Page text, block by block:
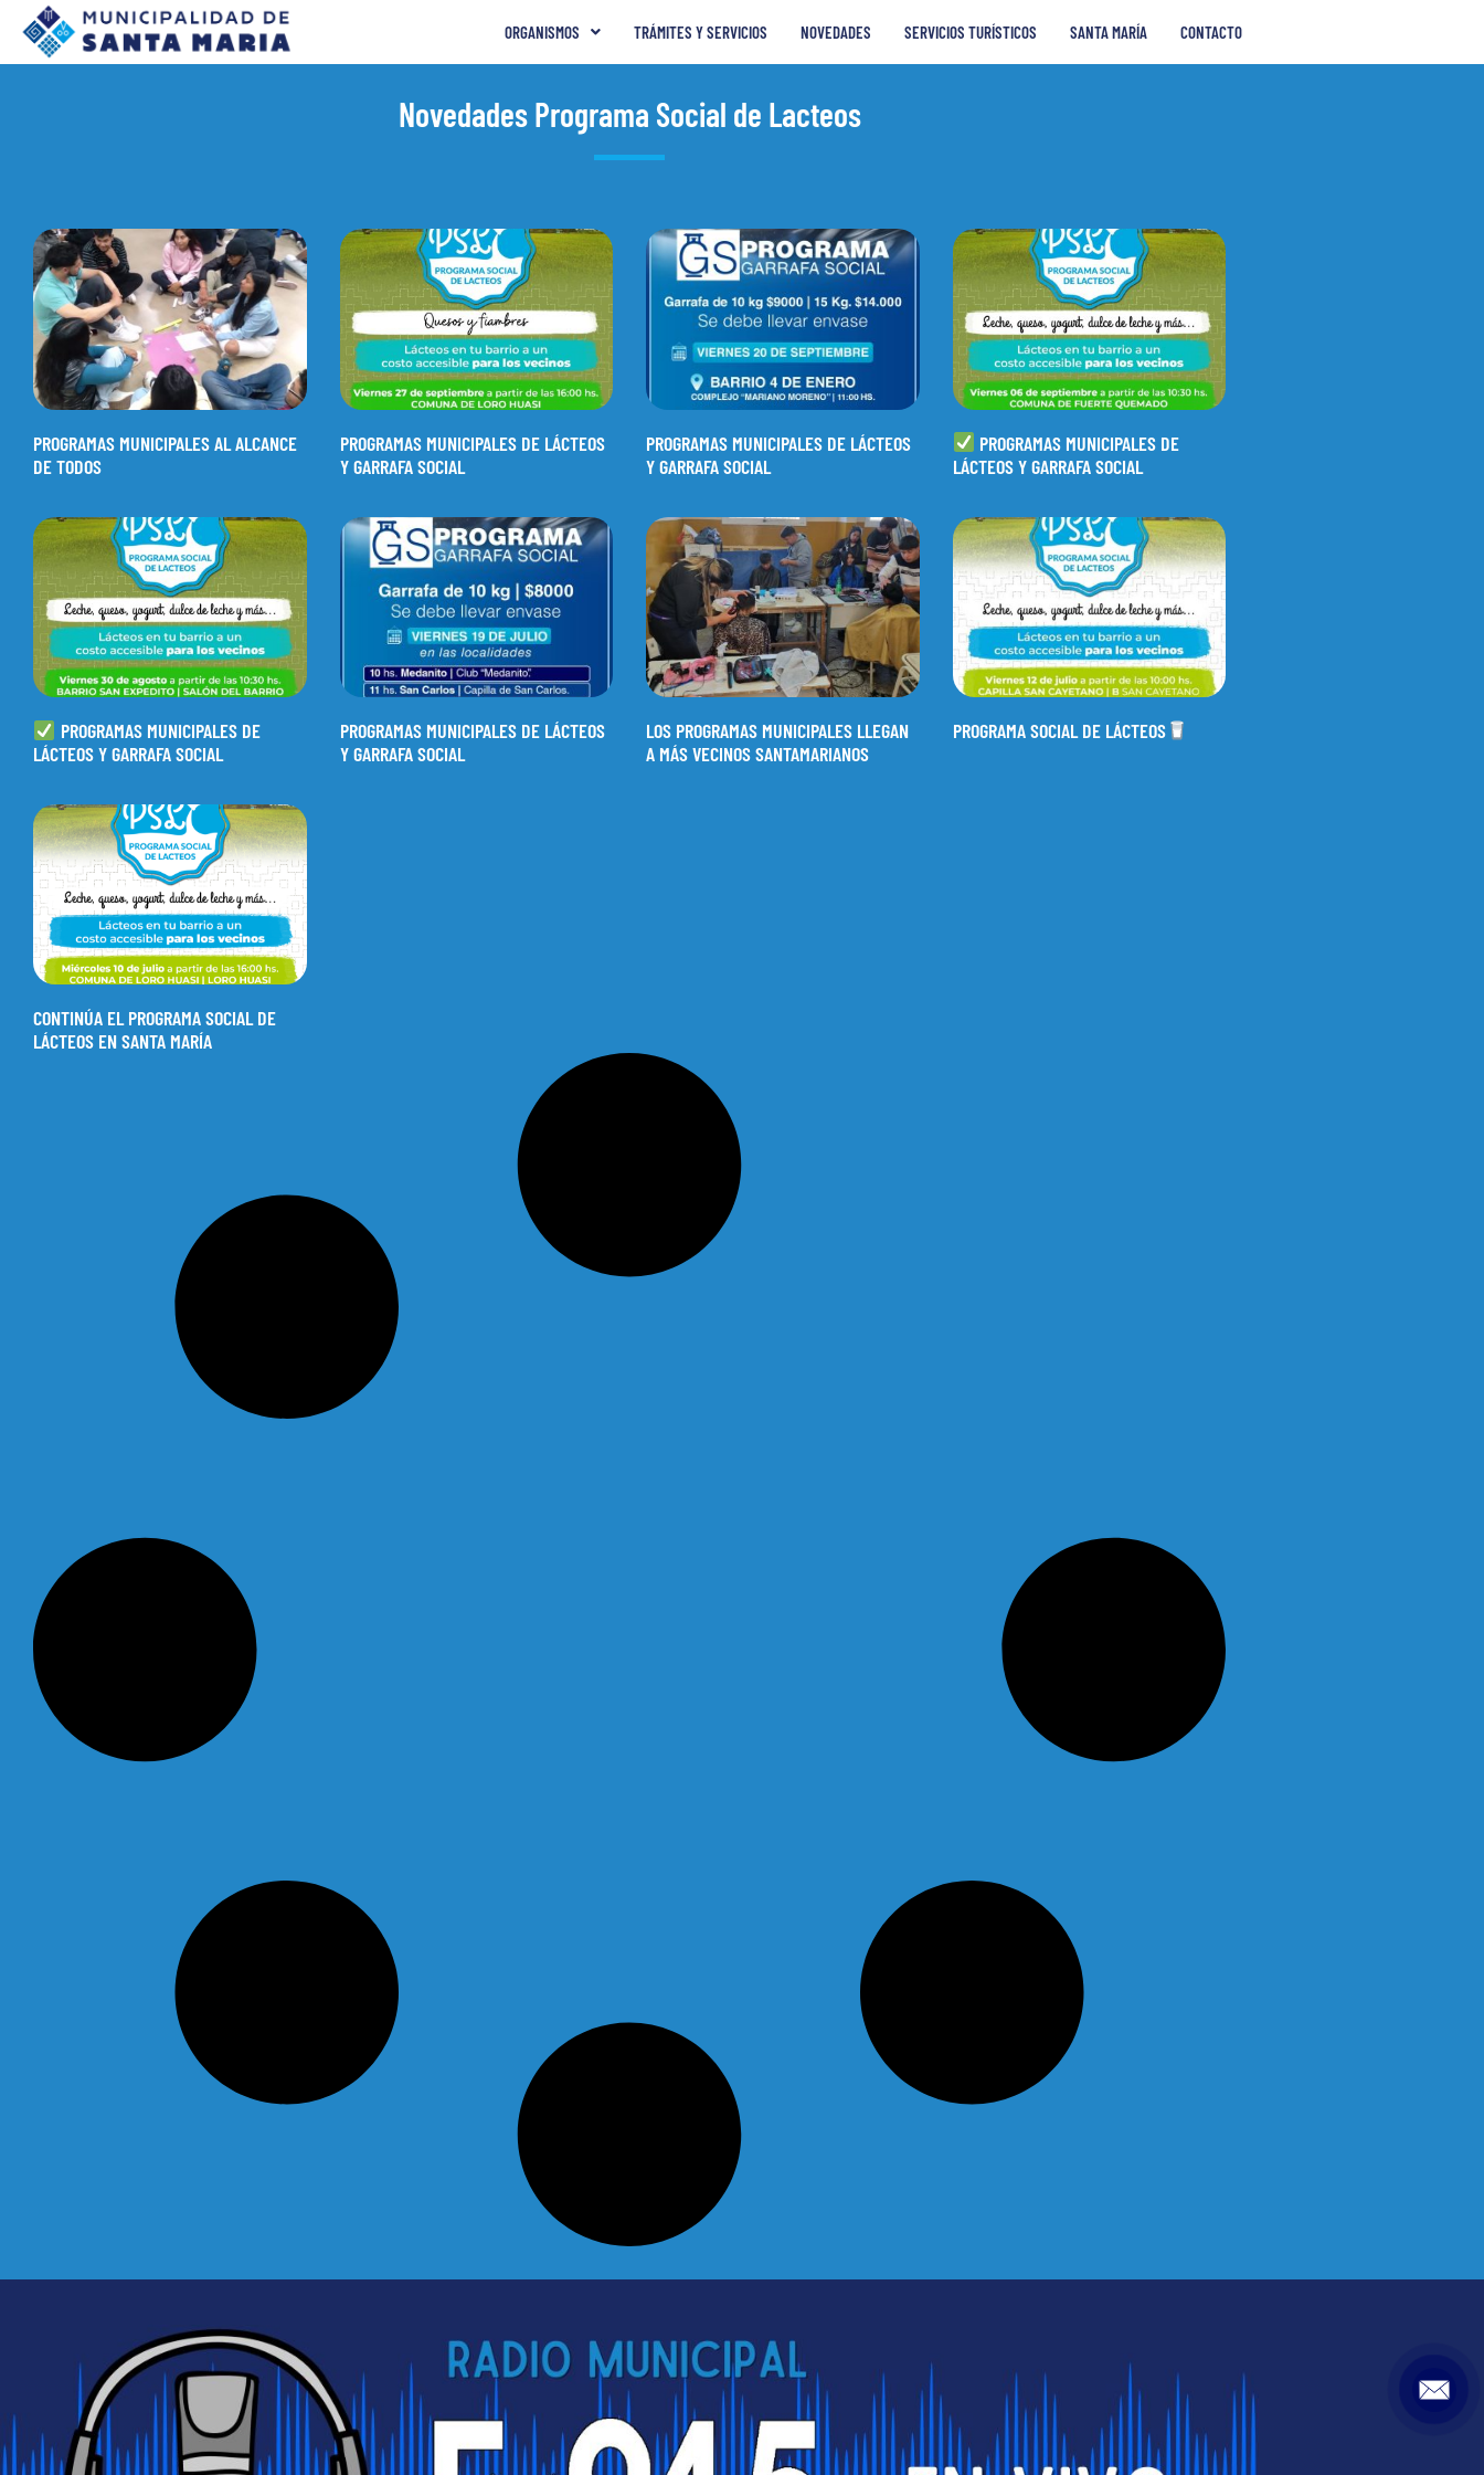
ORGANISMOS TRÁMITES Y SERVICIOS NOVEDADES SERVICIOS TURÍSTICOS SANTA MARÍA CONTACTO
Novedades Programa Social de Lacteos
PROGRAMAS MUNICIPALES AL ALCANCE
DE TODOS
PROGRAMAS MUNICIPALES DE LÁCTEOS
Y GARRAFA SOCIAL
PROGRAMAS MUNICIPALES DE LÁCTEOS
Y GARRAFA SOCIAL
PROGRAMAS MUNICIPALES DE
LÁCTEOS Y GARRAFA SOCIAL
PROGRAMAS MUNICIPALES DE
LÁCTEOS Y GARRAFA SOCIAL
PROGRAMAS MUNICIPALES DE LÁCTEOS
Y GARRAFA SOCIAL
LOS PROGRAMAS MUNICIPALES LLEGAN
A MÁS VECINOS SANTAMARIANOS
PROGRAMA SOCIAL DE LÁCTEOS
CONTINÚA EL PROGRAMA SOCIAL DE
LÁCTEOS EN SANTA MARÍA